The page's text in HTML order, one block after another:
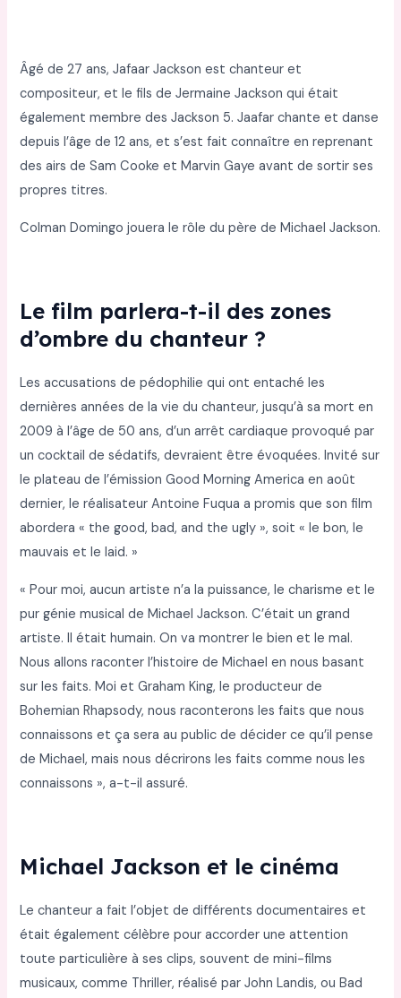
Âgé de 27 ans, Jafaar Jackson est chanteur et
compositeur, et le fils de Jermaine Jackson qui était
également membre des Jackson 5. Jaafar chante et danse
depuis l’âge de 12 ans, et s’est fait connaître en reprenant
des airs de Sam Cooke et Marvin Gaye avant de sortir ses
propres titres.
Colman Domingo jouera le rôle du père de Michael Jackson.
Le film parlera-t-il des zones
d’ombre du chanteur ?
Les accusations de pédophilie qui ont entaché les
dernières années de la vie du chanteur, jusqu’à sa mort en
2009 à l’âge de 50 ans, d’un arrêt cardiaque provoqué par
un cocktail de sédatifs, devraient être évoquées. Invité sur
le plateau de l’émission Good Morning America en août
dernier, le réalisateur Antoine Fuqua a promis que son film
abordera « the good, bad, and the ugly », soit « le bon, le
mauvais et le laid. »
« Pour moi, aucun artiste n’a la puissance, le charisme et le
pur génie musical de Michael Jackson. C’était un grand
artiste. Il était humain. On va montrer le bien et le mal.
Nous allons raconter l’histoire de Michael en nous basant
sur les faits. Moi et Graham King, le producteur de
Bohemian Rhapsody, nous raconterons les faits que nous
connaissons et ça sera au public de décider ce qu’il pense
de Michael, mais nous décrirons les faits comme nous les
connaissons », a-t-il assuré.
Michael Jackson et le cinéma
Le chanteur a fait l’objet de différents documentaires et
était également célèbre pour accorder une attention
toute particulière à ses clips, souvent de mini-films
musicaux, comme Thriller, réalisé par John Landis, ou Bad